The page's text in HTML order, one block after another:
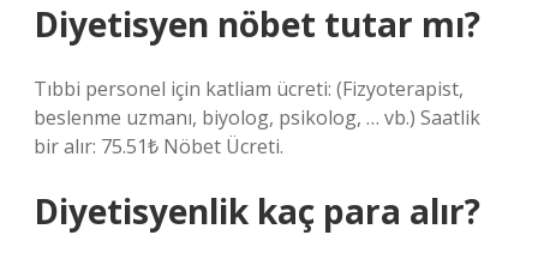
Diyetisyen nöbet tutar mı?
Tıbbi personel için katliam ücreti: (Fizyoterapist,
beslenme uzmanı, biyolog, psikolog, … vb.) Saatlik
bir alır: 75.51₺ Nöbet Ücreti.
Diyetisyenlik kaç para alır?